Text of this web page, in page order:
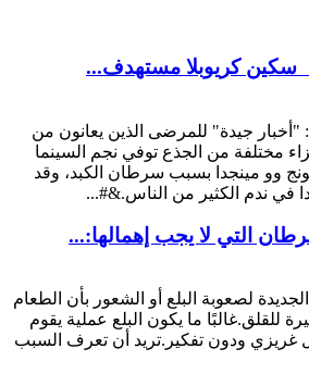
】سكين كريوبلا مستهدف...
"أخبار جيدة" للمرضى الذين يعانون من
مختلفة من الجذع توفي نجم السينما
وو مينجدا بسبب سرطان الكبد، وقد
في ندم الكثير من الناس.&#...
التي لا يجب إهمالها:...
لصعوبة البلع أو الشعور بأن الطعام
للقلق.غالبًا ما يكون البلع عملية يقوم
غريزي ودون تفكير.تريد أن تعرف السبب